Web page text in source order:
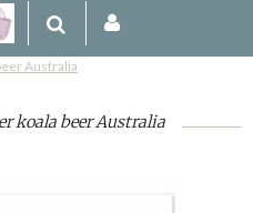
Australia
koala beer Australia